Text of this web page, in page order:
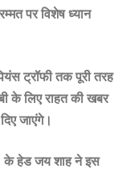
पर विशेष ध्यान
ट्रॉफी तक पूरी तरह
के लिए राहत की खबर
जाएंगे।
के हेड जय शाह ने इस